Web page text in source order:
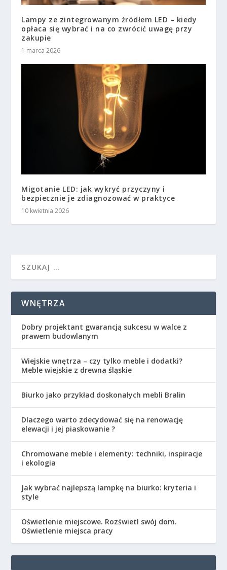
Lampy ze zintegrowanym źródłem LED – kiedy
opłaca się wybrać i na co zwrócić uwagę przy
zakupie
1 marca 2026
Migotanie LED: jak wykryć przyczyny i
bezpiecznie je zdiagnozować w praktyce
10 kwietnia 2026
WNĘTRZA
Dobry projektant gwarancją sukcesu w walce z
prawem budowlanym
Wiejskie wnętrza – czy tylko meble i dodatki?
Meble wiejskie z drewna śląskie
Biurko jako przykład doskonałych mebli Bralin
Dlaczego warto zdecydować się na renowację
elewacji i jej piaskowanie ?
Chromowane meble i elementy: techniki, inspiracje
i ekologia
Jak wybrać najlepszą lampkę na biurko: kryteria i
style
Oświetlenie miejscowe. Rozświetl swój dom.
Oświetlenie miejsca pracy